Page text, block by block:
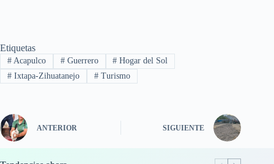
Etiquetas
#Acapulco #Guerrero # Hogar del Sol
#Ixtapa-Zihuatanejo #Turismo
ANTERIOR SIGUIENTE